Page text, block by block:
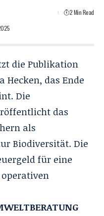
2 Min Read
die Publikation
Hecken, das Ende
Die
das
als
Biodiversität. Die
für eine